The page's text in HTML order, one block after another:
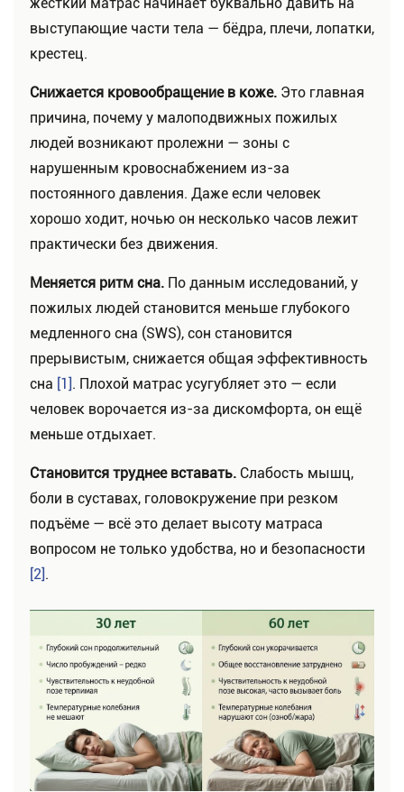
жёсткий матрас начинает буквально давить на
выступающие части тела — бёдра, плечи, лопатки,
крестец.
Снижается кровообращение в коже. Это главная
причина, почему у малоподвижных пожилых
людей возникают пролежни — зоны с
нарушенным кровоснабжением из-за
постоянного давления. Даже если человек
хорошо ходит, ночью он несколько часов лежит
практически без движения.
Меняется ритм сна. По данным исследований, у
пожилых людей становится меньше глубокого
медленного сна (SWS), сон становится
прерывистым, снижается общая эффективность
сна [1] . Плохой матрас усугубляет это — если
человек ворочается из-за дискомфорта, он ещё
меньше отдыхает.
Становится труднее вставать. Слабость мышц,
боли в суставах, головокружение при резком
подъёме — всё это делает высоту матраса
вопросом не только удобства, но и безопасности
[2] .